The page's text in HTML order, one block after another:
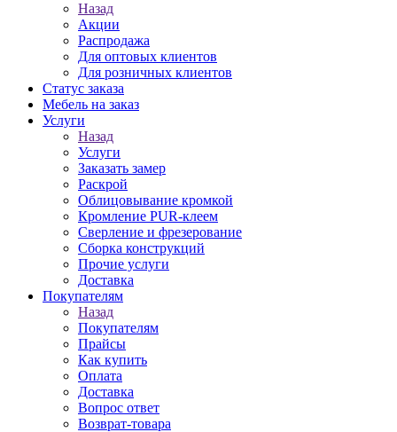
Назад
Акции
Распродажа
Для оптовых клиентов
Для розничных клиентов
Статус заказа
Мебель на заказ
Услуги
Назад
Услуги
Заказать замер
Раскрой
Облицовывание кромкой
Кромление PUR-клеем
Сверление и фрезерование
Сборка конструкций
Прочие услуги
Доставка
Покупателям
Назад
Покупателям
Прайсы
Как купить
Оплата
Доставка
Вопрос ответ
Возврат-товара